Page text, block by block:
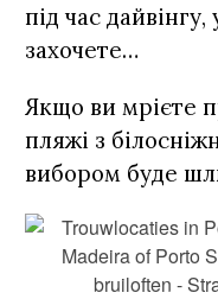
під час дайвінгу,
захочете…
Якщо ви мрієте
пляжі з
вибором буде